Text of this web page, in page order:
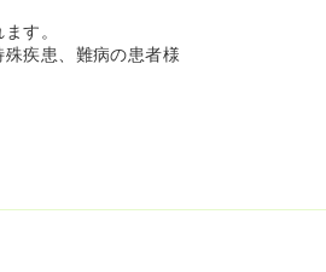
す。
疾患、難病の患者様